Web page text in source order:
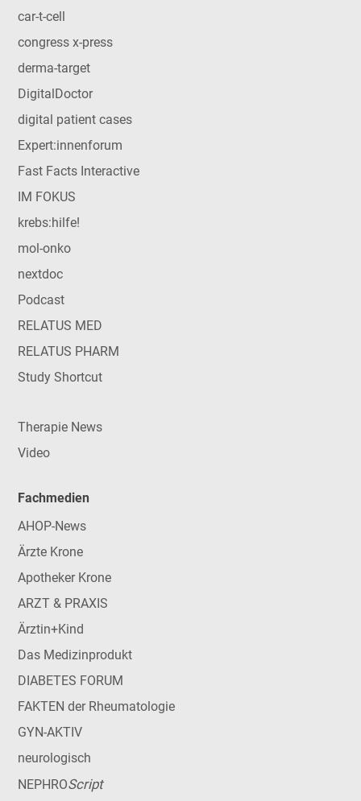
car-t-cell
congress x-press
derma-target
DigitalDoctor
digital patient cases
Expert:innenforum
Fast Facts Interactive
IM FOKUS
krebs:hilfe!
mol-onko
nextdoc
Podcast
RELATUS MED
RELATUS PHARM
Study Shortcut
Therapie News
Video
Fachmedien
AHOP-News
Ärzte Krone
Apotheker Krone
ARZT & PRAXIS
Ärztin+Kind
Das Medizinprodukt
DIABETES FORUM
FAKTEN der Rheumatologie
GYN-AKTIV
neurologisch
NEPHROScript